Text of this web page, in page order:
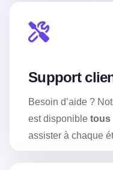
Support
Besoin d’aide ?
est disponible tous
assister à chaque